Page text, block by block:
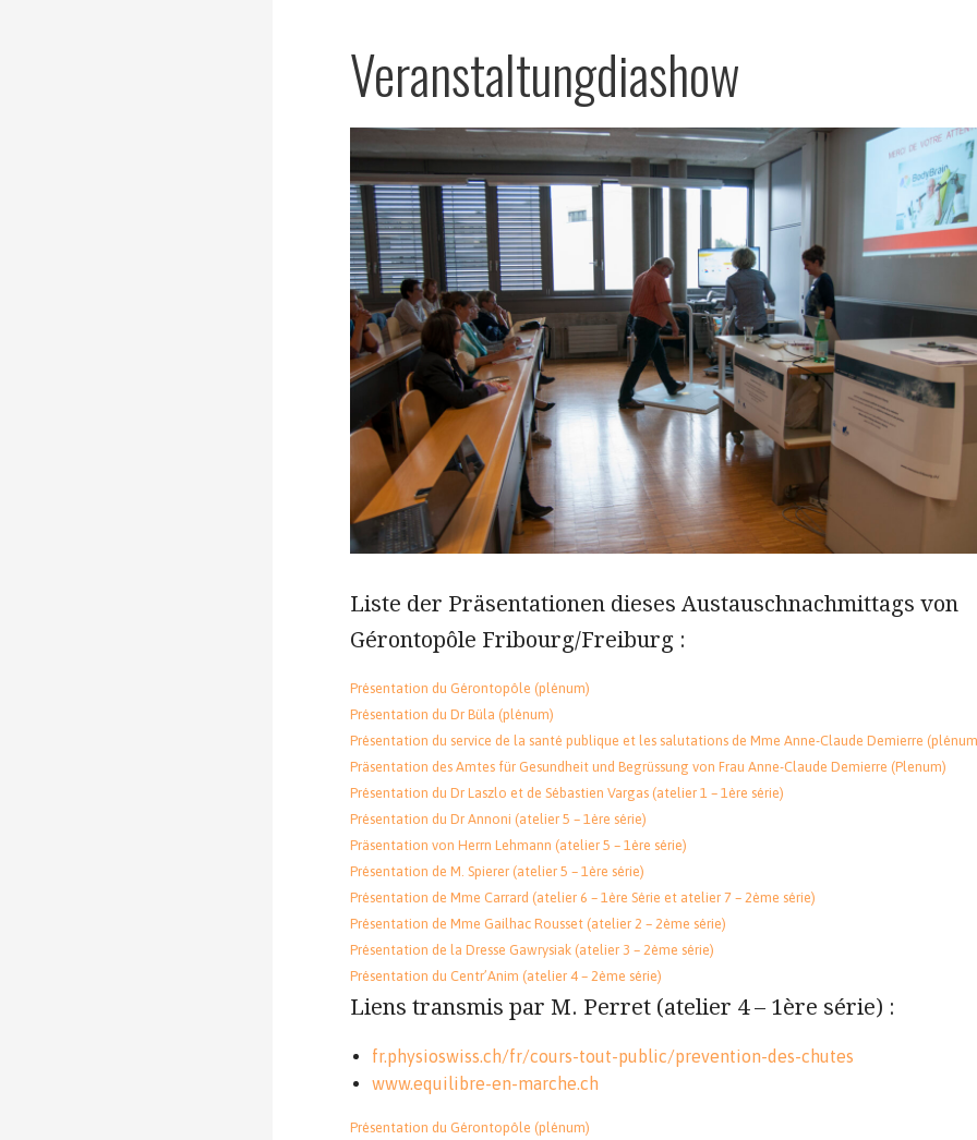
Veranstaltungdiashow
Liste der Präsentationen dieses Austauschnachmittags von
Gérontopôle Fribourg/Freiburg :
Présentation du Gérontopôle (plénum)
Présentation du Dr Büla (plénum)
Présentation du service de la santé publique et les salutations de Mme Anne-Claude Demierre​
Präsentation des Amtes für Gesundheit und Begrüssung von Frau Anne-Claude Demierre​ (Plenum)
Présentation du Dr Laszlo et de Sébastien Vargas (atelier 1 – 1ère série)
Présentation du Dr Annoni (atelier 5 – 1ère série)
Präsentation von Herrn Lehmann (atelier 5 – 1ère série)
Présentation de M. Spierer (atelier 5 – 1ère série)
Présentation de Mme Carrard (atelier 6 – 1ère Série et atelier 7 – 2ème série)
Présentation de Mme Gailhac Rousset (atelier 2 – 2ème série)
Présentation de la Dresse Gawrysiak (atelier 3 – 2ème série)
Présentation du Centr’Anim (atelier 4 – 2ème série)​
Liens transmis par M. Perret (atelier 4 – 1ère série) :
fr.physioswiss.ch/fr/cours-tout-public/prevention-des-chutes
www.equilibre-en-marche.ch​
Présentation du Gérontopôle (plénum)